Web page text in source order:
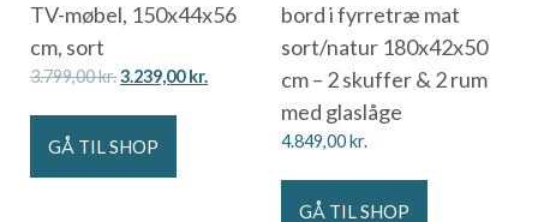
TV-møbel, 150x44x56
cm, sort
3.799,00kr.3.239,00kr.
GÅ TIL SHOP
bord i fyrretræ mat
sort/natur 180x42x50
cm – 2 skuffer & 2 rum
med glaslåge
4.849,00kr.
GÅ TIL SHOP